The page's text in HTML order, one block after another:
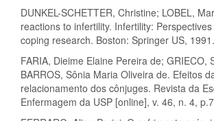
DUNKEL-SCHETTER, Christine; LOBEL,
reactions to infertility. Infertility:
coping research. Boston: Springer US, 1991.
FARIA, Dieime Elaine Pereira de; GRIECO,
BARROS, Sônia Maria Oliveira de. Efeitos
relacionamento dos cônjuges. Revista da
Enfermagem da USP [online], v. 46, n. 4,